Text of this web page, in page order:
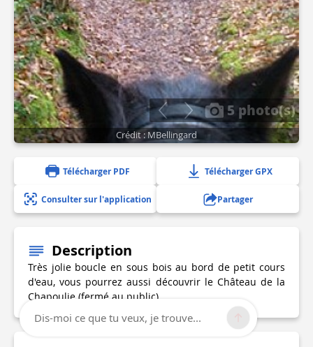
5 photo(s)
Crédit : MBellingard
Télécharger PDF Télécharger GPX
Consulter sur l'application Partager
Description
Très jolie boucle en sous bois au bord de petit cours
d'eau, vous pourrez aussi découvrir le Château de la
Chapoulie (fermé au public)
Dis-moi ce que tu veux, je trouve...